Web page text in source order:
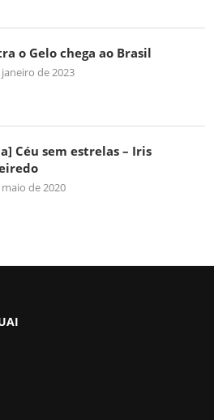
o Gelo chega ao Brasil
de 2023
Céu sem estrelas – Iris
de 2020